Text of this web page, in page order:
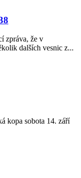
zpráva, že v
dalších vesnic z...
kopa sobota 14. září